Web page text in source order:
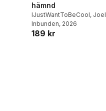
hämnd
IJustWantToBeCool, Joel
Adolphson,Emil Ejdemo
Beer ,Victor Beer
Inbunden, 2026
189 kr